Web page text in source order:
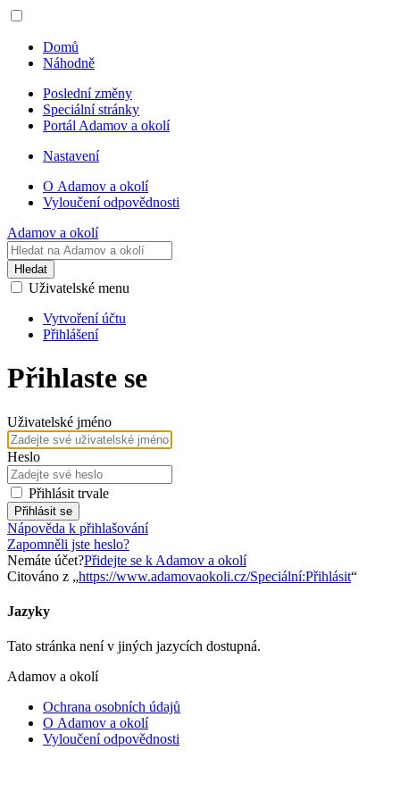
Domů
Náhodně
Poslední změny
Speciální stránky
Portál Adamov a okolí
Nastavení
O Adamov a okolí
Vyloučení odpovědnosti
Adamov a okolí
Hledat
Uživatelské menu
Vytvoření účtu
Přihlášení
Přihlaste se
Uživatelské jméno
Heslo
Přihlásit trvale
Přihlásit se
Nápověda k přihlašování
Zapomněli jste heslo?
Nemáte účet?Přidejte se k Adamov a okolí
Citováno z „https://www.adamovaokoli.cz/Speciální:Přihlásit“
Jazyky
Tato stránka není v jiných jazycích dostupná.
Adamov a okolí
Ochrana osobních údajů
O Adamov a okolí
Vyloučení odpovědnosti